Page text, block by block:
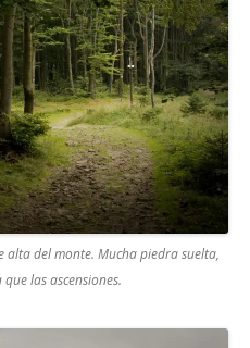
del monte. Mucha piedra suelta,
las ascensiones.